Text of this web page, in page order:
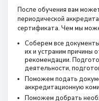
После обучения вам
периодической
сертификата. Чем мы
Соберем все
их и устраним причины
рекомендации.
деятельности,
Поможем подать
аккредитационную
Поможем добрать